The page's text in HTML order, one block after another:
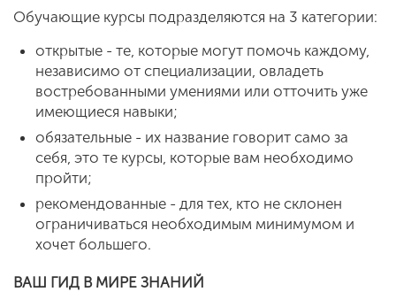
Обучающие курсы подразделяются на 3 категории:
открытые - те, которые могут помочь каждому,
независимо от специализации, овладеть
востребованными умениями или отточить уже
имеющиеся навыки;
обязательные - их название говорит само за
себя, это те курсы, которые вам не­обходимо
пройти;
рекомендованные - для тех, кто не склонен
ограничиваться необходимым минимумом и
хочет большего.
ВАШ ГИД В МИРЕ ЗНАНИЙ